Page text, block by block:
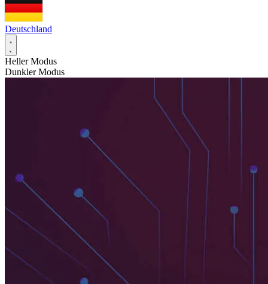
Deutschland
Heller Modus
Dunkler Modus